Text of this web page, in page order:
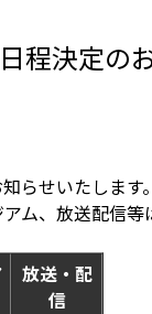
程決定の
らせいたします。
ム、放送配信
放送・配
信